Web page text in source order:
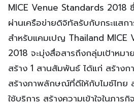
MICE Venue Standards 2018
ผ่านเครือข่ายดิจิทัลรับกับกระแสก
สำหรับแคมเปญ Thailand MICE
2018 จะมุ่งสื่อสารถึงกลุ่มเป้าหม
สร้าง 1 สานสัมพันธ์ ได้แก่ สร้างก
สร้างภาพลักษณ์ที่ดีให้กับไมซ์ไทย
ใช้บริการ สร้างความเข้าใจในภาร